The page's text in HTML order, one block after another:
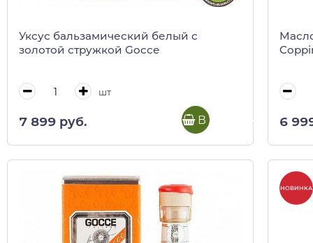
Уксус бальзамический белый с
золотой стружкой Gocce
шт
7 899 руб. В корзину 6
НОВИНКА